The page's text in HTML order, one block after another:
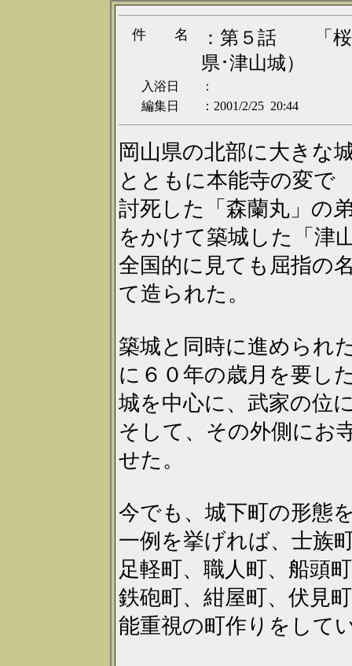
件 名
：第５話 「桜
県･津山城）
入浴日
：
編集日
：2001/2/25 20:44
岡山県の北部に大きな
とともに本能寺の変で
討死した「森蘭丸」の
をかけて築城した「津
全国的に見ても屈指の
て造られた。
築城と同時に進められ
に６０年の歳月を要し
城を中心に、武家の位
そして、その外側にお
せた。
今でも、城下町の形態
一例を挙げれば、士族
足軽町、職人町、船頭
鉄砲町、紺屋町、伏見
能重視の町作りをして